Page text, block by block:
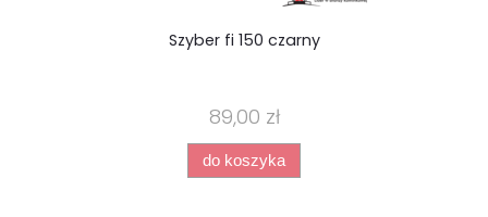
Szyber fi 150 czarny
89,00 zł
do koszyka